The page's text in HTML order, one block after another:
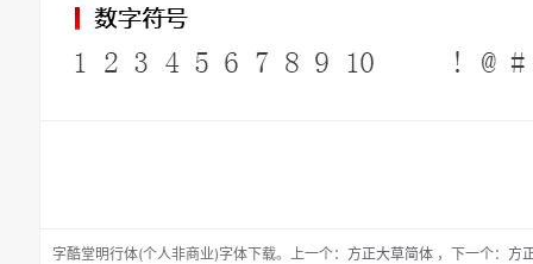
字酷堂明行体(个人非商业)字体下载。 上一个： 方正大草简体 ， 下一个： 方